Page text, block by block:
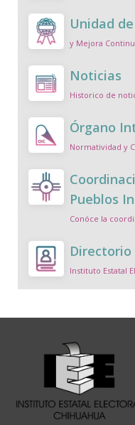
Unidad
y Mejora
Noticias
Historico de
Órgano
Normatividad y
Pueblos
Conóce la
Instituto Estatal